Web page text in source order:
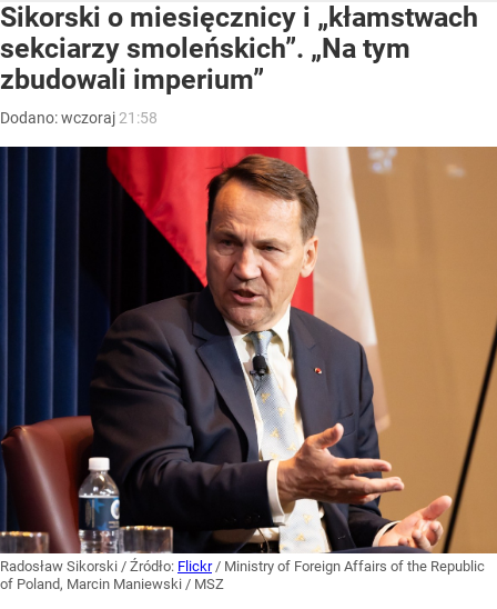
Sikorski o miesięcznicy i „kłamstwach
sekciarzy smoleńskich”. „Na tym
zbudowali imperium”
Dodano:wczoraj 21:58
Radosław Sikorski / Źródło: Flickr / Ministry of Foreign Affairs of the Republic
of Poland, Marcin Maniewski / MSZ